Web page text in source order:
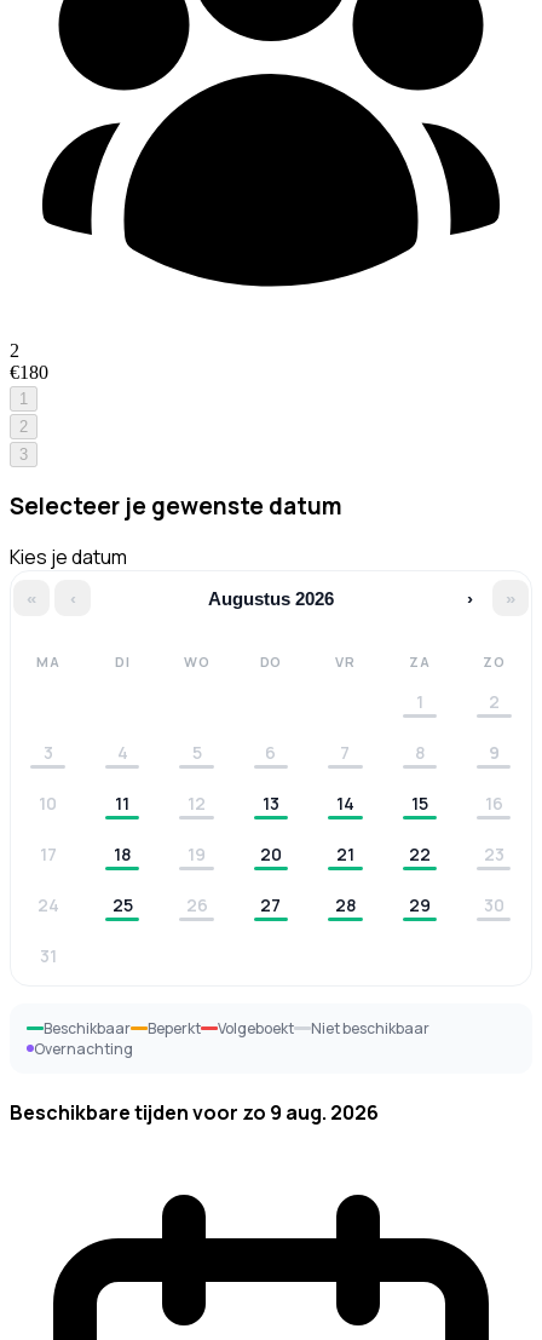
2
€180
1
2
3
Selecteer je gewenste datum
Kies je datum
« ‹ Augustus 2026 › »
MA DI WO DO VR ZA ZO
1 2
3 4 5 6 7 8 9
10 11 12 13 14 15 16
17 18 19 20 21 22 23
24 25 26 27 28 29 30
31
Beschikbaar Beperkt Volgeboekt
Niet beschikbaar
Overnachting
Beschikbare tijden voor zo 9 aug. 2026